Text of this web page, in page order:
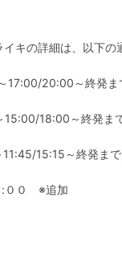
キの詳細は、以下の
17:00/20:00～終発ま
15:00/18:00～終発ま
15:15～終発ま
:００ ※追加